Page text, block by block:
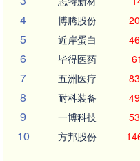
4 博腾股份
5 近岸蛋白
6 毕得医药
7 五洲医疗
8 耐科装备
9 一博科技
10 方邦股份